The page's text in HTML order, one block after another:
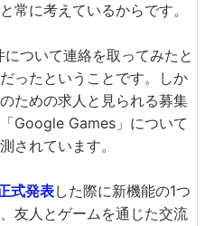
常に考えているからです。
ついて連絡を取ってみたと
ったということです。しか
ための求人と見られる募集
Google Games」について
されています。
式発表した際に新機能の1つ
友人とゲームを通じた交流